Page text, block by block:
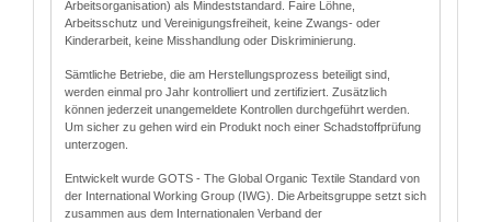
Arbeitsorganisation) als Mindeststandard. Faire Löhne,
Arbeitsschutz und Vereinigungsfreiheit, keine Zwangs- oder
Kinderarbeit, keine Misshandlung oder Diskriminierung.
Sämtliche Betriebe, die am Herstellungsprozess beteiligt sind,
werden einmal pro Jahr kontrolliert und zertifiziert. Zusätzlich
können jederzeit unangemeldete Kontrollen durchgeführt werden.
Um sicher zu gehen wird ein Produkt noch einer Schadstoffprüfung
unterzogen.
Entwickelt wurde GOTS - The Global Organic Textile Standard von
der International Working Group (IWG). Die Arbeitsgruppe setzt sich
zusammen aus dem Internationalen Verband der